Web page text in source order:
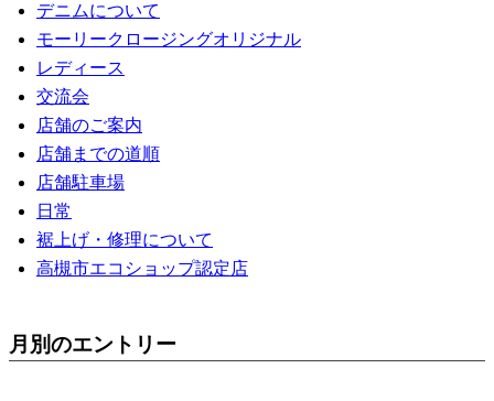
デニムについて
モーリークロージングオリジナル
レディース
交流会
店舗のご案内
店舗までの道順
店舗駐車場
日常
裾上げ・修理について
高槻市エコショップ認定店
月別のエントリー